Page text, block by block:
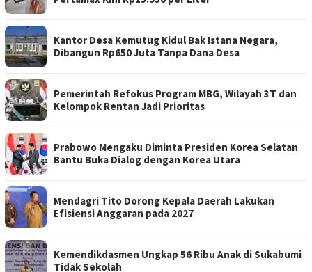
Kantor Desa Kemutug Kidul Bak Istana Negara,
Dibangun Rp650 Juta Tanpa Dana Desa
Pemerintah Refokus Program MBG, Wilayah 3T dan
Kelompok Rentan Jadi Prioritas
Prabowo Mengaku Diminta Presiden Korea Selatan
Bantu Buka Dialog dengan Korea Utara
Mendagri Tito Dorong Kepala Daerah Lakukan
Efisiensi Anggaran pada 2027
Kemendikdasmen Ungkap 56 Ribu Anak di Sukabumi
Tidak Sekolah